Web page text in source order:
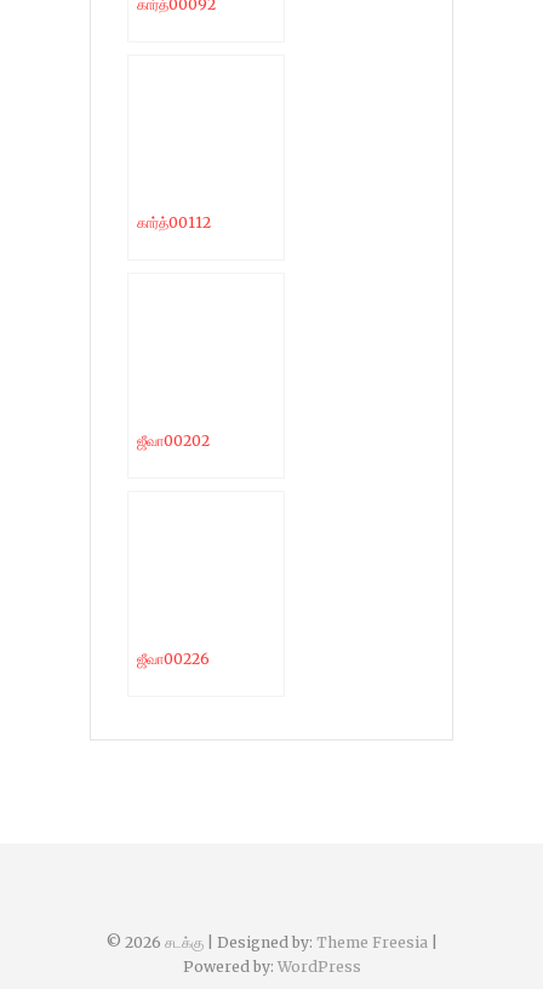
கார்த்00092
கார்த்00112
ஜீவா00202
ஜீவா00226
© 2026 சடக்கு| Designed by: Theme Freesia|
Powered by: WordPress